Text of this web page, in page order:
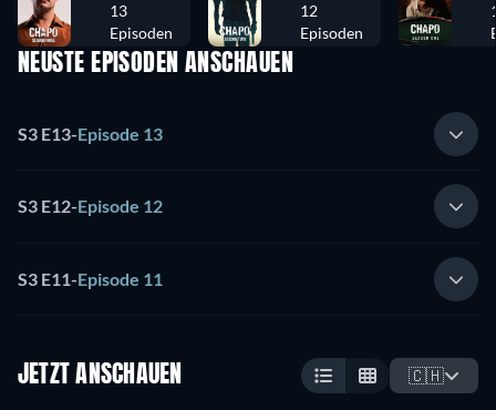
13
Episoden
12
Episoden
NEUSTE EPISODEN ANSCHAUEN
S3 E13-Episode 13
S3 E12-Episode 12
S3 E11-Episode 11
JETZT ANSCHAUEN 🇨🇭